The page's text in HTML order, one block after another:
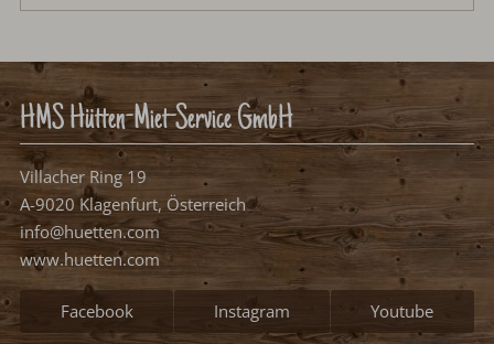
HMS Hütten-Miet-Service GmbH
Villacher Ring 19
A-9020 Klagenfurt, Österreich
info@huetten.com
www.huetten.com
Facebook Instagram Youtube